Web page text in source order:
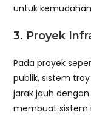
untuk
3. Proyek
Pada proyek
publik, sistem
jarak jauh
membuat sistem